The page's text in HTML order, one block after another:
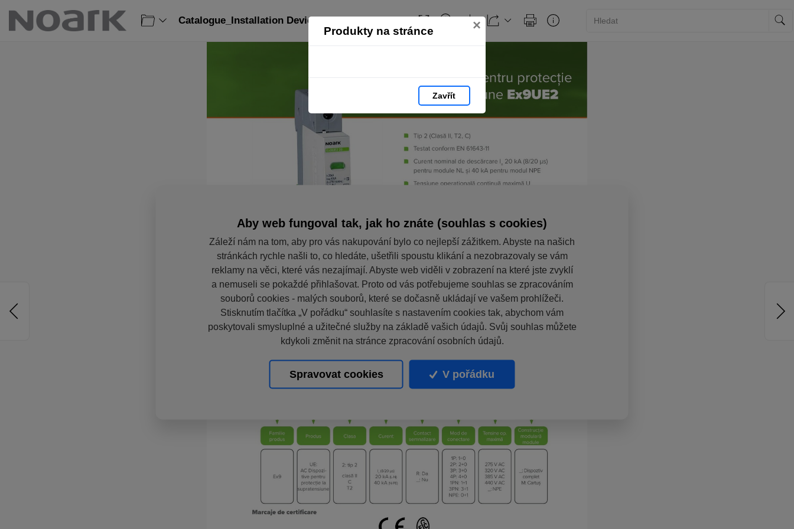
Produkty na stránce ×
Zavřít
Catalogue_Installation Devices_RO: strana 169
Aby web fungoval tak, jak ho znáte (souhlas s cookies)
Záleží nám na tom, aby pro vás nakupování bylo co nejlepší zážitkem. Abyste na našich
stránkách rychle našli to, co hledáte, ušetřili spoustu klikání a nezobrazovaly se vám
reklamy na věci, které vás nezajímají. Abyste web viděli v zobrazení na které jste zvyklí
a nemuseli se pokaždé přihlašovat. Proto od vás potřebujeme souhlas se zpracováním
souborů cookies - malých souborů, které se dočasně ukládají ve vašem prohlížeči.
Stisknutím tlačítka „V pořádku“ souhlasíte s nastavením cookies tak, abychom vám
poskytovali smysluplné a užitečné služby na základě vašich údajů. Svůj souhlas můžete
kdykoli změnit na stránce zpracování osobních údajů.
Spravovat cookies V pořádku